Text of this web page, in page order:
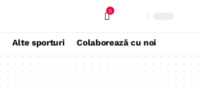
0
Alte sporturi Colaborează cu noi